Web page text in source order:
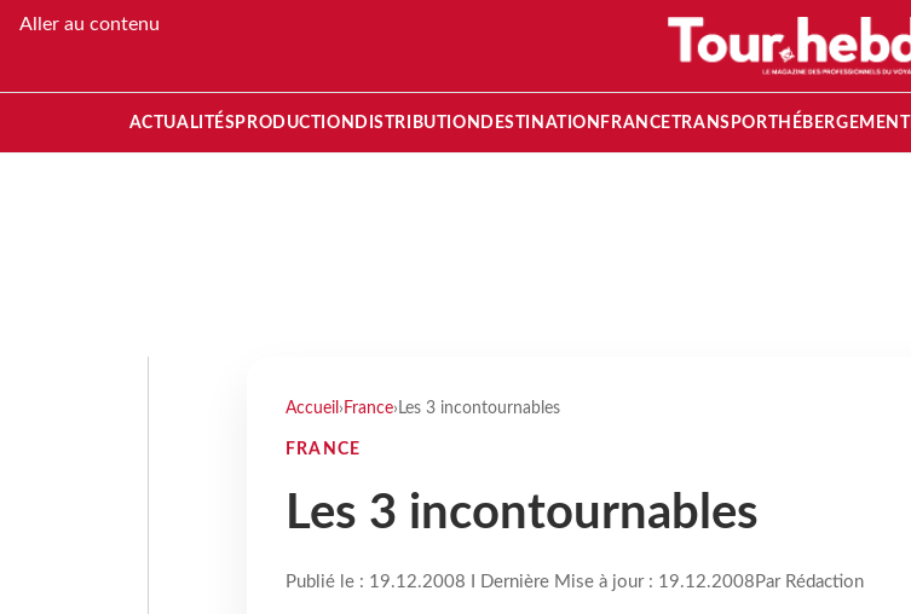
Aller au contenu
ACTUALITÉS PRODUCTION DISTRIBUTION DESTINATION FRANCETRANSPORT HÉBERGEMENT
Accueil › France› Les 3 incontournables
FRANCE
Les 3 incontournables
Publié le : 19.12.2008 I Dernière Mise à jour : 19.12.2008 Par Rédaction